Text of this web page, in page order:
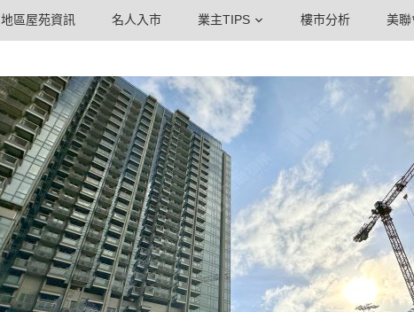
地區屋苑資訊 名人入市 業主TIPS 樓市分析 美聯